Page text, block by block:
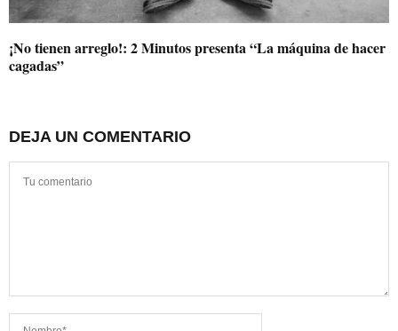
¡No tienen arreglo!: 2 Minutos presenta “La máquina de hacer
cagadas”
DEJA UN COMENTARIO